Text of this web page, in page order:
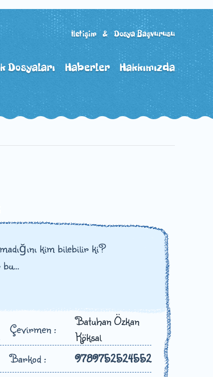
İletişim & Dosya Başvurusu
Hakkımızda
Haberler
Dosyaları
kim bilebilir ki?
Çevirmen :
Batuhan Özkan
Köksal
Barkod :
9789752524552